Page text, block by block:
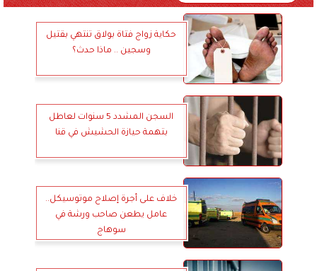
حكاية زواج فتاة بولاق تنتهي بقتيل
وسجين .. ماذا حدث؟
السجن المشدد 5 سنوات لعاطل
بتهمة حيازة الحشيش في قنا
خلاف على أجرة إصلاح موتوسيكل..
عامل يطعن صاحب ورشة في
سوهاج